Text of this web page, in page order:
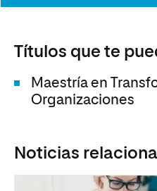
Títulos que te
Maestría en
Organizaciones
Noticias